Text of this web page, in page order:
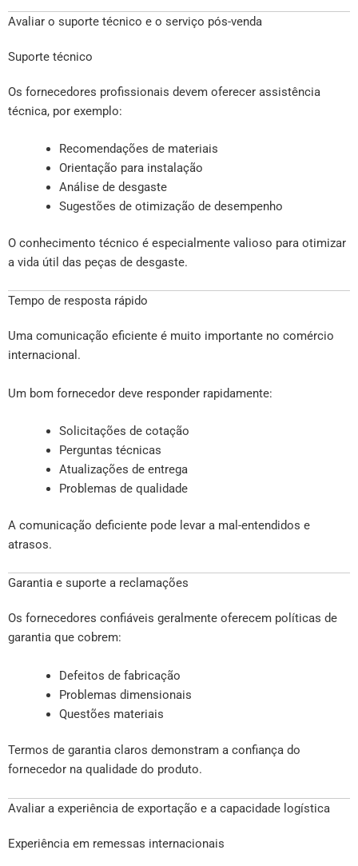
Avaliar o suporte técnico e o serviço pós-venda
Suporte técnico
Os fornecedores profissionais devem oferecer assistência
técnica, por exemplo:
Recomendações de materiais
Orientação para instalação
Análise de desgaste
Sugestões de otimização de desempenho
O conhecimento técnico é especialmente valioso para otimizar
a vida útil das peças de desgaste.
Tempo de resposta rápido
Uma comunicação eficiente é muito importante no comércio
internacional.
Um bom fornecedor deve responder rapidamente:
Solicitações de cotação
Perguntas técnicas
Atualizações de entrega
Problemas de qualidade
A comunicação deficiente pode levar a mal-entendidos e
atrasos.
Garantia e suporte a reclamações
Os fornecedores confiáveis geralmente oferecem políticas de
garantia que cobrem:
Defeitos de fabricação
Problemas dimensionais
Questões materiais
Termos de garantia claros demonstram a confiança do
fornecedor na qualidade do produto.
Avaliar a experiência de exportação e a capacidade logística
Experiência em remessas internacionais